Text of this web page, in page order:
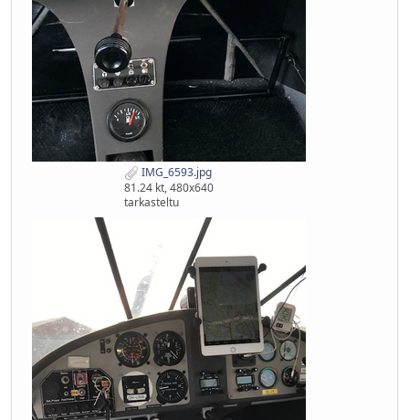
IMG_6593.jpg
81.24 kt, 480x640
tarkasteltu